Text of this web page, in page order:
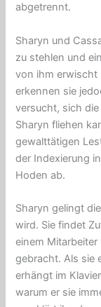
abgetrennt.
Sharyn und
zu stehlen und
von ihm erwischt
erkennen sie
versucht, sich
Sharyn fliehen
gewalttätigen
der Indexierung
Hoden ab.
Sharyn gelingt
wird. Sie findet
einem
gebracht. Als sie
erhängt im
warum er sie